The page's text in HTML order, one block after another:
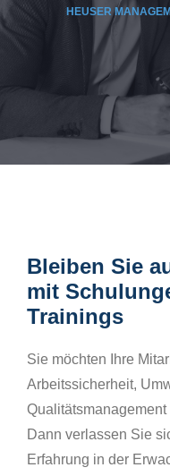
HEUSER
Bleiben Sie
mit
Trainings
Sie möchten Ihre
Arbeitssicherheit,
Dann verlassen Sie
Erfahrung in der